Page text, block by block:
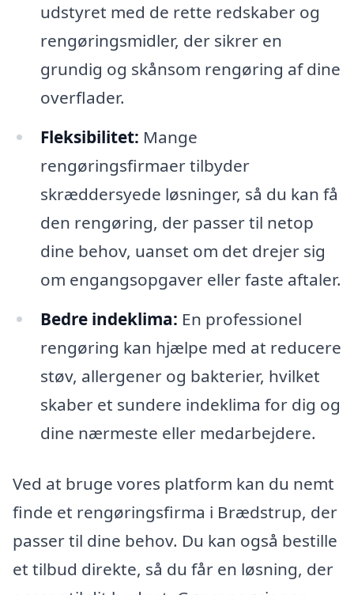
udstyret med de rette redskaber og
rengøringsmidler, der sikrer en
grundig og skånsom rengøring af dine
overflader.
Fleksibilitet: Mange
rengøringsfirmaer tilbyder
skræddersyede løsninger, så du kan få
den rengøring, der passer til netop
dine behov, uanset om det drejer sig
om engangsopgaver eller faste aftaler.
Bedre indeklima: En professionel
rengøring kan hjælpe med at reducere
støv, allergener og bakterier, hvilket
skaber et sundere indeklima for dig og
dine nærmeste eller medarbejdere.
Ved at bruge vores platform kan du nemt
finde et rengøringsfirma i Brædstrup, der
passer til dine behov. Du kan også bestille
et tilbud direkte, så du får en løsning, der